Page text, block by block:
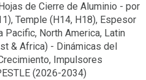
de Cierre de Aluminio - por
Temple (H14, H18), Espesor
Pacific, North America, Latin
& Africa) - Dinámicas del
Impulsores
(2026-2034)